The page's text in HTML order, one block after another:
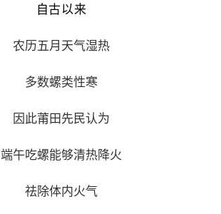
自古以来
农历五月天气湿热
多数螺类性寒
因此莆田先民认为
端午吃螺能够清热降火
祛除体内火气